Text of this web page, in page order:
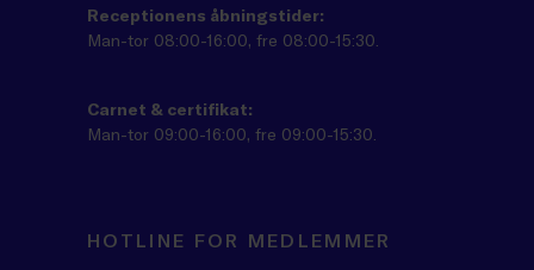
Receptionens åbningstider:
Man-tor 08:00-16:00, fre 08:00-15:30.
Carnet & certifikat:
Man-tor 09:00-16:00, fre 09:00-15:30.
HOTLINE FOR MEDLEMMER